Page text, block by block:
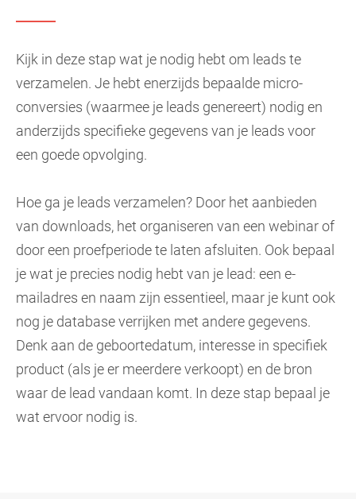
Kijk in deze stap wat je nodig hebt om leads te
verzamelen. Je hebt enerzijds bepaalde micro-
conversies (waarmee je leads genereert) nodig en
anderzijds specifieke gegevens van je leads voor
een goede opvolging.
Hoe ga je leads verzamelen? Door het aanbieden
van downloads, het organiseren van een webinar of
door een proefperiode te laten afsluiten. Ook bepaal
je wat je precies nodig hebt van je lead: een e-
mailadres en naam zijn essentieel, maar je kunt ook
nog je database verrijken met andere gegevens.
Denk aan de geboortedatum, interesse in specifiek
product (als je er meerdere verkoopt) en de bron
waar de lead vandaan komt. In deze stap bepaal je
wat ervoor nodig is.